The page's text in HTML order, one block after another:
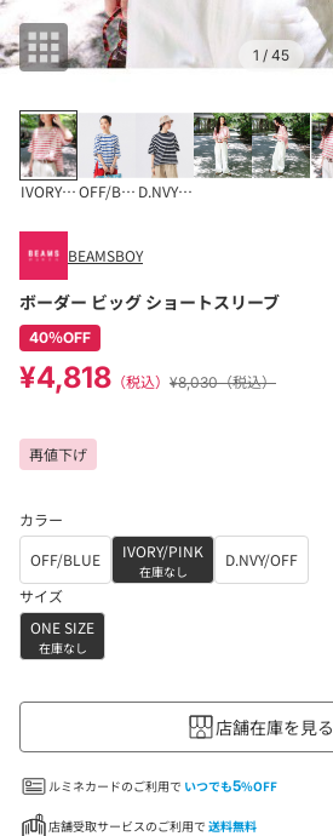
1 / 45
IVORY/PINKOFF/BLUED.NVY/OFF
BEAMSBOY
ボーダー ビッグ ショートスリーブ
40％OFF
¥4,818 （税込） ¥8,030（税込）
再値下げ
カラー
OFF/BLUE
IVORY/PINK
在庫なし
D.NVY/OFF
サイズ
ONE SIZE
在庫なし
店舗在庫を見る
ルミネカードのご利用で いつでも5%OFF
店舗受取サービスのご利用で 送料無料